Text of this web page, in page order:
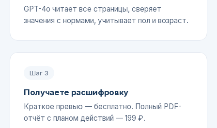
GPT-4o читает все страницы, сверяет
значения с нормами, учитывает пол и возраст.
Шаг 3
Получаете расшифровку
Краткое превью — бесплатно. Полный PDF-
отчёт с планом действий — 199 ₽.